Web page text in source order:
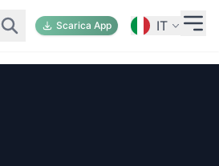
Scarica App IT